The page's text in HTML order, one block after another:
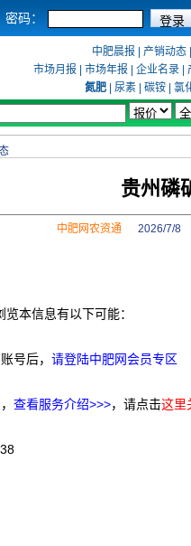
密码：
中肥晨报 产销动态
市场月报
市场年报 企业名录
氮肥
尿素 碳铵
氯
贵州磷
中肥网农资通2026/7/8
本信息有以下可能：
号后， 请登陆中肥网会员专区
查看服务介绍>>>，请点击这里